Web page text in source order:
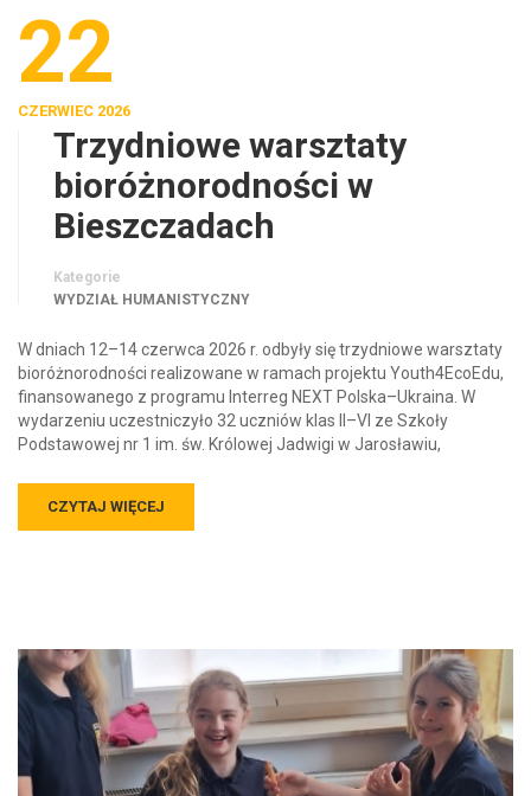
22
CZERWIEC 2026
Trzydniowe warsztaty
bioróżnorodności w
Bieszczadach
Kategorie
WYDZIAŁ HUMANISTYCZNY
W dniach 12–14 czerwca 2026 r. odbyły się trzydniowe warsztaty
bioróżnorodności realizowane w ramach projektu Youth4EcoEdu,
finansowanego z programu Interreg NEXT Polska–Ukraina. W
wydarzeniu uczestniczyło 32 uczniów klas II–VI ze Szkoły
Podstawowej nr 1 im. św. Królowej Jadwigi w Jarosławiu,
CZYTAJ WIĘCEJ